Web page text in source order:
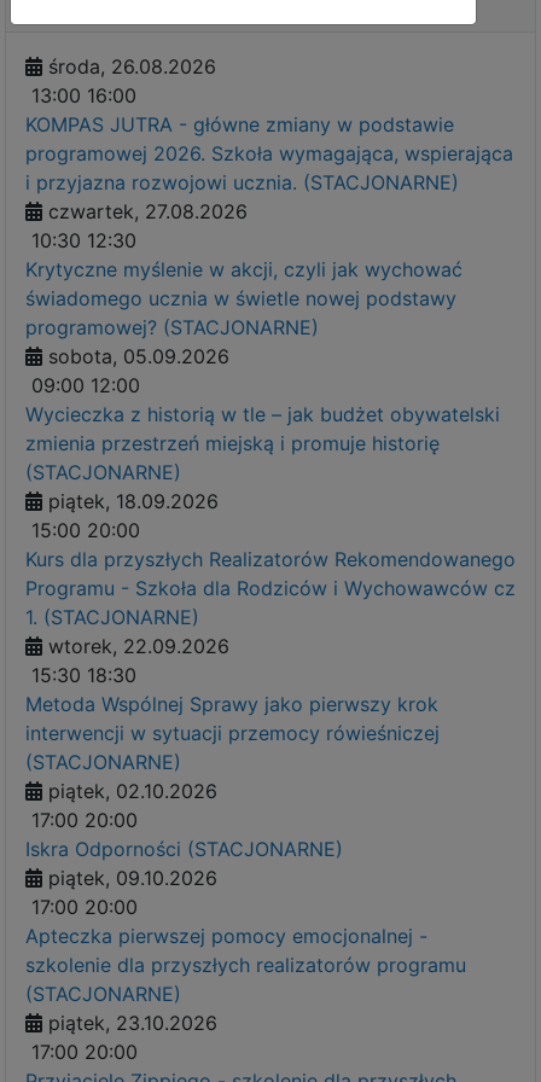
środa, 26.08.2026
13:00 16:00
KOMPAS JUTRA - główne zmiany w podstawie
programowej 2026. Szkoła wymagająca, wspierająca
i przyjazna rozwojowi ucznia. (STACJONARNE)
czwartek, 27.08.2026
10:30 12:30
Krytyczne myślenie w akcji, czyli jak wychować
świadomego ucznia w świetle nowej podstawy
programowej? (STACJONARNE)
sobota, 05.09.2026
09:00 12:00
Wycieczka z historią w tle – jak budżet obywatelski
zmienia przestrzeń miejską i promuje historię
(STACJONARNE)
piątek, 18.09.2026
15:00 20:00
Kurs dla przyszłych Realizatorów Rekomendowanego
Programu - Szkoła dla Rodziców i Wychowawców cz
1. (STACJONARNE)
wtorek, 22.09.2026
15:30 18:30
Metoda Wspólnej Sprawy jako pierwszy krok
interwencji w sytuacji przemocy rówieśniczej
(STACJONARNE)
piątek, 02.10.2026
17:00 20:00
Iskra Odporności (STACJONARNE)
piątek, 09.10.2026
17:00 20:00
Apteczka pierwszej pomocy emocjonalnej -
szkolenie dla przyszłych realizatorów programu
(STACJONARNE)
piątek, 23.10.2026
17:00 20:00